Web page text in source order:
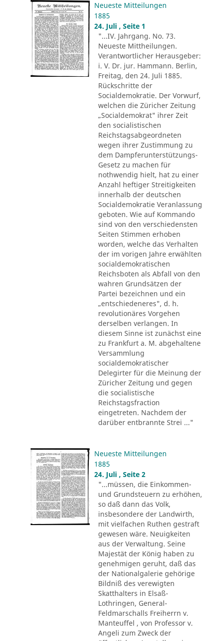
Neueste Mitteilungen
1885
24. Juli , Seite 1
"...IV. Jahrgang. No. 73.
Neueste Mittheilungen.
Verantwortlicher Herausgeber:
i. V. Dr. jur. Hammann. Berlin,
Freitag, den 24. Juli 1885.
Rückschritte der
Socialdemokratie. Der Vorwurf,
welchen die Züricher Zeitung
„Socialdemokrat" ihrer Zeit
den socialistischen
Reichstagsabgeordneten
wegen ihrer Zustimmung zu
dem Dampferunterstützungs-
Gesetz zu machen für
nothwendig hielt, hat zu einer
Anzahl heftiger Streitigkeiten
innerhalb der deutschen
Socialdemokratie Veranlassung
geboten. Wie auf Kommando
sind von den verschiedensten
Seiten Stimmen erhoben
worden, welche das Verhalten
der im vorigen Jahre erwählten
socialdemokratischen
Reichsboten als Abfall von den
wahren Grundsätzen der
Partei bezeichnen und ein
„entschiedeneres", d. h.
revolutionäres Vorgehen
derselben verlangen. In
diesem Sinne ist zunächst eine
zu Frankfurt a. M. abgehaltene
Versammlung
socialdemokratischer
Delegirter für die Meinung der
Züricher Zeitung und gegen
die socialistische
Reichstagsfraction
eingetreten. Nachdem der
darüber entbrannte Strei ..."
Neueste Mitteilungen
1885
24. Juli , Seite 2
"...müssen, die Einkommen-
und Grundsteuern zu erhöhen,
so daß dann das Volk,
insbesondere der Landwirth,
mit vielfachen Ruthen gestraft
gewesen wäre. Neuigkeiten
aus der Verwaltung. Seine
Majestät der König haben zu
genehmigen geruht, daß das
der Nationalgalerie gehörige
Bildniß des verewigten
Skatthalters in Elsaß-
Lothringen, General-
Feldmarschalls Freiherrn v.
Manteuffel , von Professor v.
Angeli zum Zweck der